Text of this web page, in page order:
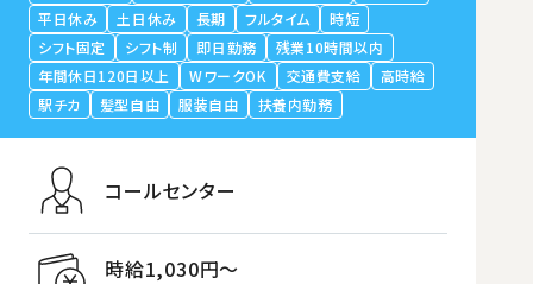
平日休み
土日休み 長期 フルタイム
時短
シフト固定
シフト制 即日勤務
残業10時間以内
年間休日120日以上
WワークOK 交通費支給
高時給
駅チカ
髪型自由 服装自由 扶養内勤務
コールセンター
時給1,030円〜